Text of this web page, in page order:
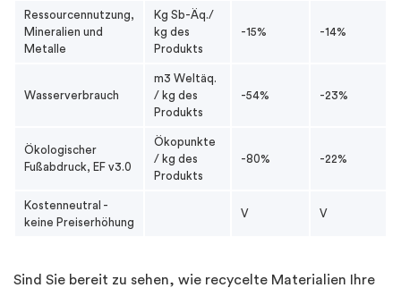
Ressourcennutzung,
Mineralien und
Metalle
Kg Sb-Äq./
kg des
Produkts
-15% -14%
Wasserverbrauch
m3 Weltäq.
/ kg des
Produkts
-54% -23%
Ökologischer
Fußabdruck, EF v3.0
Ökopunkte
/ kg des
Produkts
-80% -22%
Kostenneutral -
keine Preiserhöhung
V V
Sind Sie bereit zu sehen, wie recycelte Materialien Ihre